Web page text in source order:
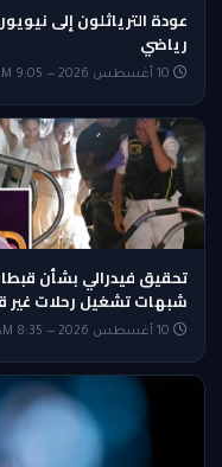
رياضي
تحقيق فيدرالي بشأن
شبهات تشغيل رحلات غير